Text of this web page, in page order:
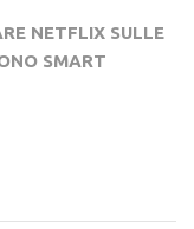
NETFLIX SULLE
SMART